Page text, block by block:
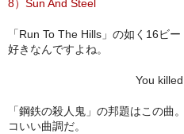
8）Sun And Steel
「Run To The Hills」の如く16ビ
好きなんですよね。
You
「鋼鉄の殺人鬼」の邦題はこの曲
コいい曲調だ。